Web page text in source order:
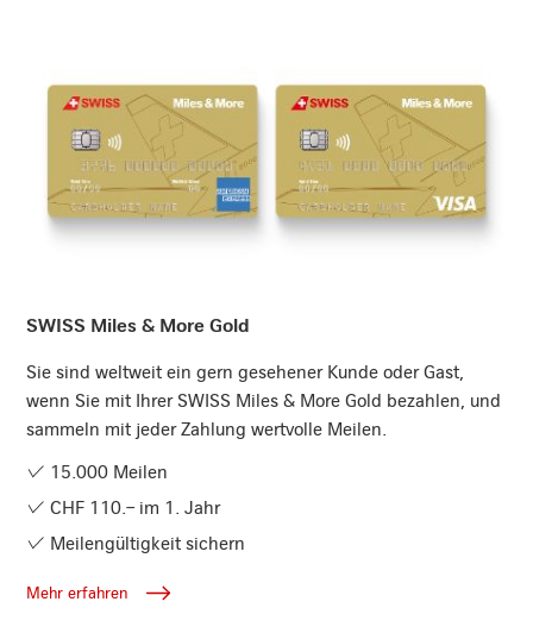
SWISS Miles & More Gold
Sie sind weltweit ein gern gesehener Kunde oder Gast,
wenn Sie mit Ihrer SWISS Miles & More Gold bezahlen, und
sammeln mit jeder Zahlung wertvolle Meilen.
15.000 Meilen
CHF 110.– im 1. Jahr
Meilengültigkeit sichern
Mehr erfahren